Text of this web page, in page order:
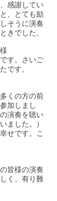
感謝してい
、とても励
そうに演奏
きでした。
す。さいご
です。
くの方の前
加しまし
演奏を聴い
ました。）
せです。こ
皆様の演奏
く、有り難